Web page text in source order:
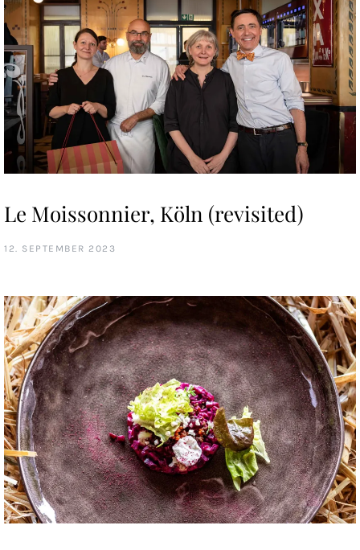
Le Moissonnier, Köln (revisited)
12. SEPTEMBER 2023